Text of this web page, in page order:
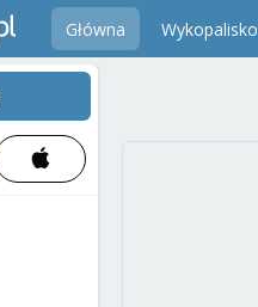
Główna Wykopalisko